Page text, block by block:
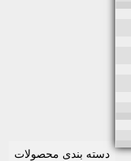
دسته بندی محصولات